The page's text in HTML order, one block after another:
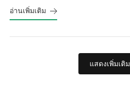
อ่านเพิ่มเติม
แสดงเพิ่มเติม